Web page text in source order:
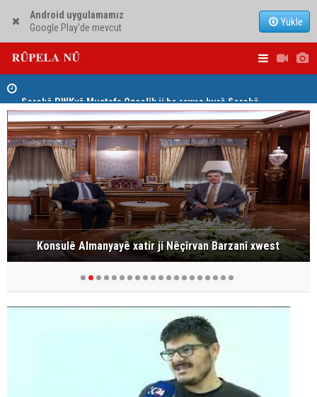
Android uygulamamız
Google Play'de mevcut
Yükle
PAKê Husên Yezdanpena li gel wî axivî
Konsulê Almanyayê xatir ji Nêçîrvan Barzanî xwest